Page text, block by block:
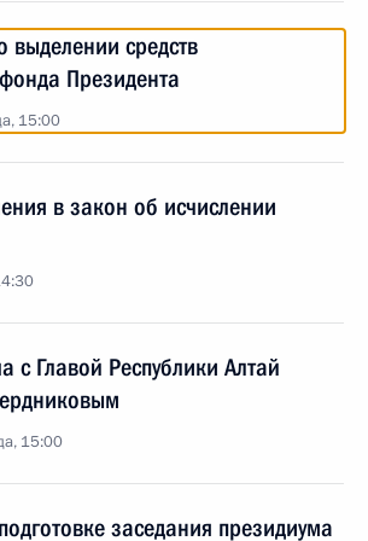
выделении средств
Президента
15:00
в закон об исчислении
с Главой Республики Алтай
15:00
заседания президиума